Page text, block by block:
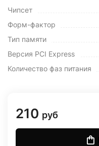
Чипсет
Форм-фактор
Тип памяти
Версия PCI Express
Количество фаз питания
210 руб